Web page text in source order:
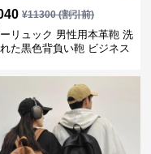
¥11300(割引前)
リュック 男性用本革鞄 洗
た黒色背負い鞄 ビジネス